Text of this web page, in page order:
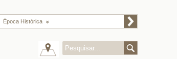
Época Histórica